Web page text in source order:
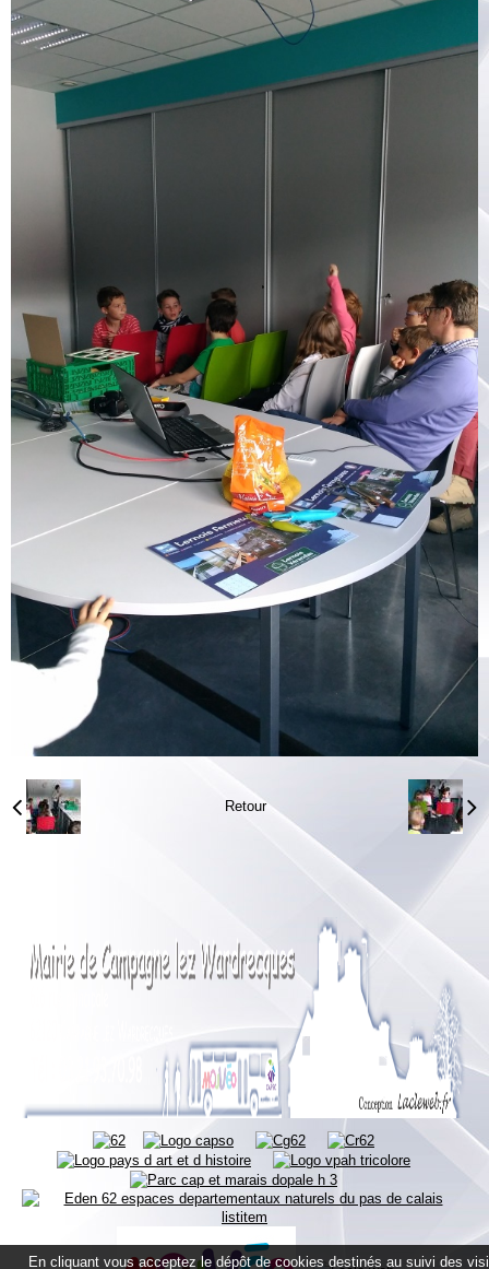
Retour
En cliquant vous acceptez le dépôt de cookies destinés au suivi des